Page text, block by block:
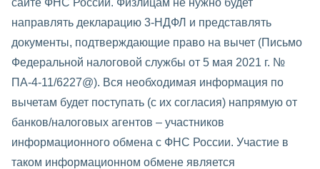
направлять декларацию 3-НДФЛ и представлять
документы, подтверждающие право на вычет (Письмо
Федеральной налоговой службы от 5 мая 2021 г. №
ПА-4-11/6227@). Вся необходимая информация по
вычетам будет поступать (с их согласия) напрямую от
банков/налоговых агентов – участников
информационного обмена с ФНС России. Участие в
таком информационном обмене является